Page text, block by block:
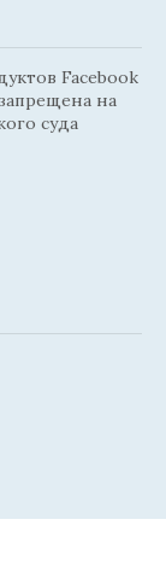
Facebook
на
суда